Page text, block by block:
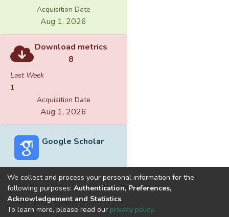
Acquisition Date
Aug 1, 2026
Download metrics
8
Last Week
1
Acquisition Date
Aug 1, 2026
Google Scholar
Built withDSpace-CRIS software
optimized by
We collect and process your personal information for the
following purposes: Authentication, Preferences,
Acknowledgement and Statistics.
To learn more, please read our privacy policy.